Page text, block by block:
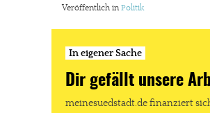
Veröffentlich in Politik
In eigener Sache
Dir gefällt unsere
meinesuedstadt.de finanziert